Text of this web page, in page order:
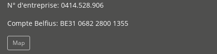
N° d'entreprise: 0414.528.906
Compte Belfius: BE31 0682 2800 1355
Map